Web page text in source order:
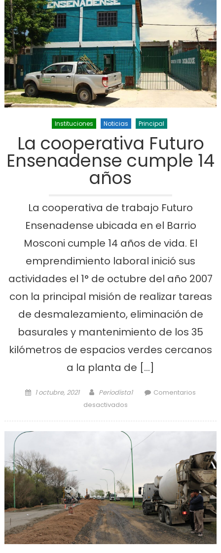
Instituciones Noticias Principal
La cooperativa Futuro
Ensenadense cumple 14
años
La cooperativa de trabajo Futuro
Ensenadense ubicada en el Barrio
Mosconi cumple 14 años de vida. El
emprendimiento laboral inició sus
actividades el 1° de octubre del año 2007
con la principal misión de realizar tareas
de desmalezamiento, eliminación de
basurales y mantenimiento de los 35
kilómetros de espacios verdes cercanos
a la planta de […]
Posted on
1 octubre, 2021 Author
Periodista1
Comentarios
desactivados